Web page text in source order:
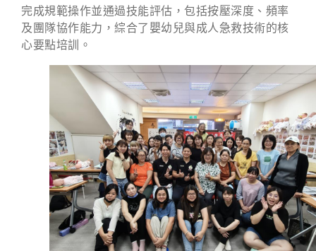
完成規範操作並通過技能評估，包括按壓深度、頻率
及團隊協作能力，綜合了嬰幼兒與成人急救技術的核
心要點培訓。